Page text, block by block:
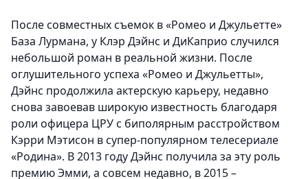
После совместных съемок в «Ромео и Джульетте»
База Лурмана, у Клэр Дэйнс и ДиКаприо случился
небольшой роман в реальной жизни. После
оглушительного успеха «Ромео и Джульетты»,
Дэйнс продолжила актерскую карьеру, недавно
снова завоевав широкую известность благодаря
роли офицера ЦРУ с биполярным расстройством
Кэрри Мэтисон в супер-популярном телесериале
«Родина». В 2013 году Дэйнс получила за эту роль
премию Эмми, а совсем недавно, в 2015 –